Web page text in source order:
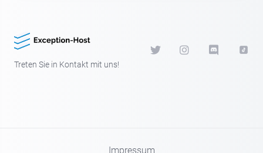
Treten Sie in Kontakt mit uns!
Impressum